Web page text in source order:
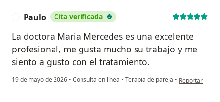
Paulo Cita verificada
La doctora Maria Mercedes es una excelente
profesional, me gusta mucho su trabajo y me
siento a gusto con el tratamiento.
19 de mayo de 2026 • Consulta en línea • Terapia de pareja • en opinión del
Reportar